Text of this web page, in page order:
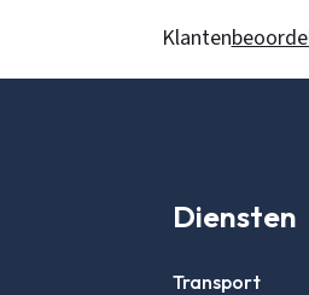
Klanten
Diensten
Transport